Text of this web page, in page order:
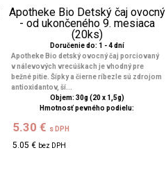
Apotheke Bio Detský čaj ovocný
- od ukončeného 9. mesiaca
(20ks)
Doručenie do: 1 - 4 dní
Apotheke Bio detský ovocný čaj porciovaný
v nálevových vrecúškach je vhodný pre
bežné pitie. Šípky a čierne ríbezle sú zdrojom
antioxidantov, ší...
Objem: 30g (20 x 1,5g)
Hmotnosť pevného podielu:
5.30 € s DPH
5.05 € bez DPH